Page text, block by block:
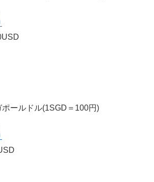
ールドル(1SGD＝100円)